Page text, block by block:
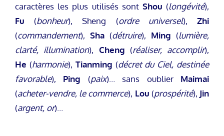
caractères les plus utilisés sont Shou (longévité),
Fu (bonheur), Sheng (ordre universel),Zhi
(commandement), Sha (détruire), Ming (lumière,
clarté, illumination), Cheng (réaliser, accomplir),
He (harmonie), Tianming (décret du Ciel, destinée
favorable), Ping (paix)… sans oublier Maimai
(acheter-vendre, le commerce), Lou (prospérité), Jin
(argent, or)…